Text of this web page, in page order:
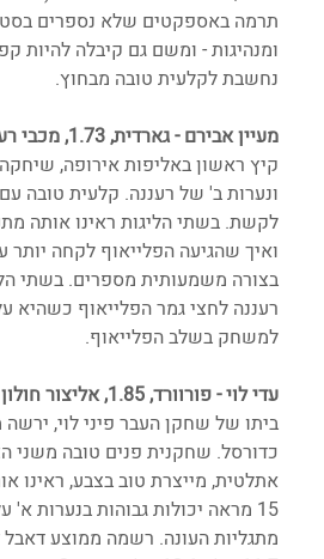
תרמה באספקטים שלא נספרים
ומנהיגות - ומשם גם קיבלה להיות
נחשבת לקלעית טובה מבחוץ.
מעיין אבירם - גארדית, 1.73, מכבי רעננה
קיץ ראשון באליפות אירופה,
ונערות ב' של רעננה. קלעית טובה
לקשת. בשתי הליגות ראינו אותה
ואיך שהגיעה הפלייאוף לקחה
בצורה משמעותית מספרים. בשתי
למשחק בשלב הפלייאוף.
עדי לוי - פורוורד, 1.85, אליצור חולון
ביתו של שחקן העבר פיני לוי, ירשה
כדורסל. שחקנית פנים טובה משני
אתלטית, מייצרת טוב בצבע, ראינו
15 מראה יכולות גבוהות בנערות
מתגליות העונה. רשמה ממוצע